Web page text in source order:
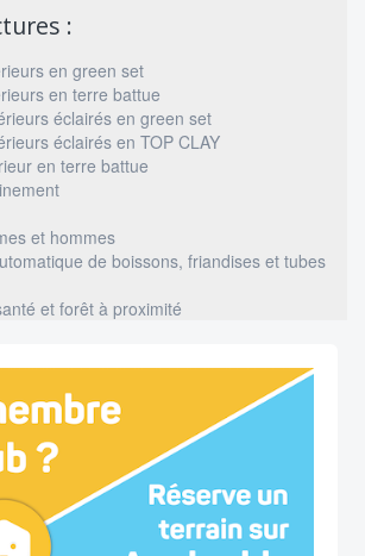
:
en green set
en terre battue
éclairés en green set
éclairés en TOP CLAY
en terre battue
et hommes
de boissons, friandises et tubes
et forêt à proximité